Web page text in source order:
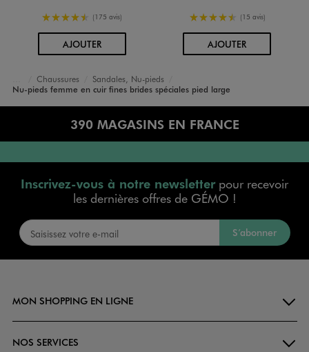
4.5/5 de moyenne
(175 avis)
AJOUTERAU PANIER
4.5/5 de moyenne
(15 avis)
AJOUTERAU PANIER
Accueil
Femme
Chaussures
Sandales, Nu-pieds
Nu-pieds femme en cuir fines brides spéciales pied large
390 MAGASINS EN FRANCE
Inscrivez-vous à notre newsletterpour recevoir
les dernières offres de GÉMO !
S’abonner
MON SHOPPING EN LIGNE
NOS SERVICES